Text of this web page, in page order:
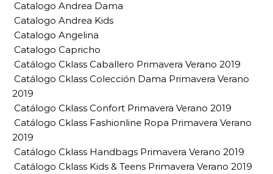
Catalogo Andrea Dama
Catalogo Andrea Kids
Catalogo Angelina
Catalogo Capricho
Catálogo Cklass Caballero Primavera Verano 2019
Catálogo Cklass Colección Dama Primavera Verano
2019
Catálogo Cklass Confort Primavera Verano 2019
Catálogo Cklass Fashionline Ropa Primavera Verano
2019
Catálogo Cklass Handbags Primavera Verano 2019
Catálogo Cklass Kids & Teens Primavera Verano 2019